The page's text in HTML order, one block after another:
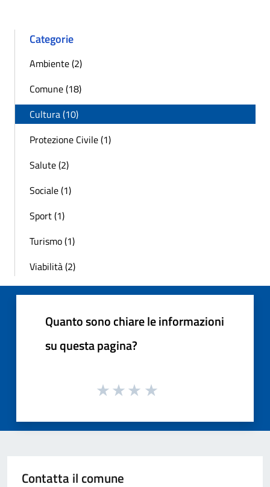
Categorie
Ambiente (2)
Comune (18)
Cultura (10)
Protezione Civile (1)
Salute (2)
Sociale (1)
Sport (1)
Turismo (1)
Viabilità (2)
Quanto sono chiare le informazioni
su questa pagina?
Contatta il comune